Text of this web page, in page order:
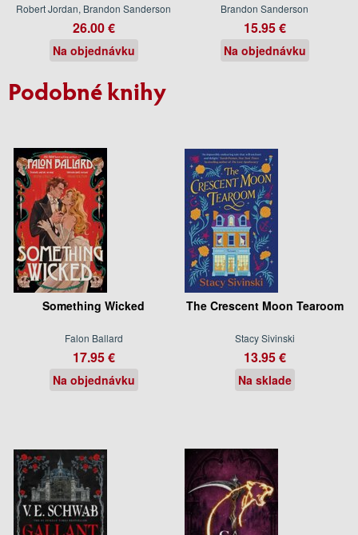
Robert Jordan, Brandon Sanderson
26.00 €
Na objednávku
Brandon Sanderson
15.95 €
Na objednávku
Podobné knihy
Something Wicked
Falon Ballard
17.95 €
Na objednávku
The Crescent Moon Tearoom
Stacy Sivinski
13.95 €
Na sklade